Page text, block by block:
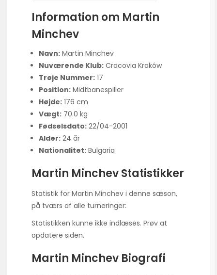
Information om Martin
Minchev
Navn: Martin Minchev
Nuværende Klub: Cracovia Kraków
Trøje Nummer: 17
Position: Midtbanespiller
Højde: 176 cm
Vægt: 70.0 kg
Fødselsdato: 22/04-2001
Alder: 24 år
Nationalitet: Bulgaria
Martin Minchev Statistikker
Statistik for Martin Minchev i denne sæson,
på tværs af alle turneringer:
Statistikken kunne ikke indlæses. Prøv at
opdatere siden.
Martin Minchev Biografi